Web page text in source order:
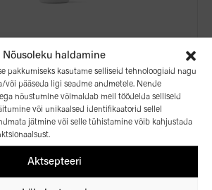
Nõusoleku haldamine
pakkumiseks kasutame selliseid tehnoloogiaid nagu
või pääseda ligi seadme andmetele. Nende
nõustumine võimaldab meil töödelda selliseid
või unikaalsed identifikaatorid sellel
jätmine või selle tühistamine võib kahjustada
Aktsepteeri
SHAMPOO – ŠAMPOON
JUUSTELE
Sebum reguleeriv šampoon
17,36€ 21,70€